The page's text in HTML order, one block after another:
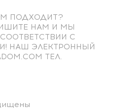
ПОДХОДИТ?
НАМ И МЫ
С
НАШ ЭЛЕКТРОННЫЙ
ТЕЛ.